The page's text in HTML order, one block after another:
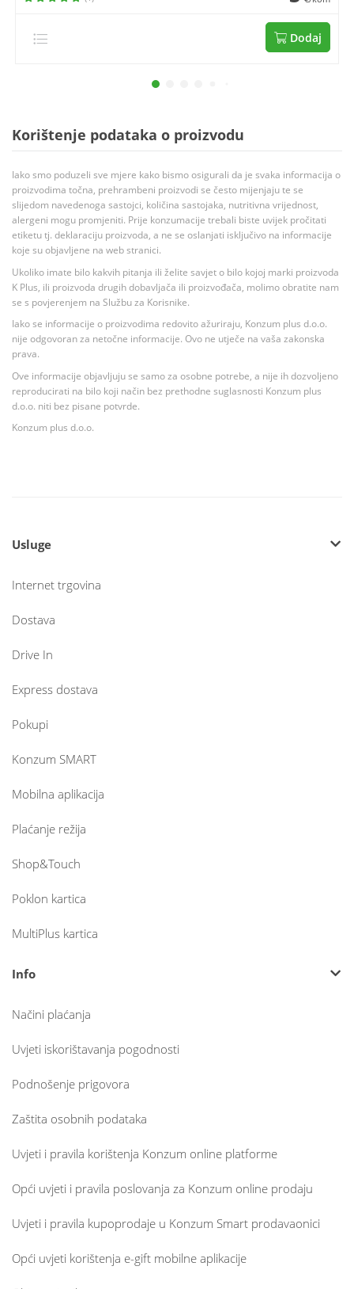
Dodaj
Korištenje podataka o proizvodu
Iako smo poduzeli sve mjere kako bismo osigurali da je svaka informacija o
proizvodima točna, prehrambeni proizvodi se često mijenjaju te se
slijedom navedenoga sastojci, količina sastojaka, nutritivna vrijednost,
alergeni mogu promjeniti. Prije konzumacije trebali biste uvijek pročitati
etiketu tj. deklaraciju proizvoda, a ne se oslanjati isključivo na informacije
koje su objavljene na web stranici.
Ukoliko imate bilo kakvih pitanja ili želite savjet o bilo kojoj marki proizvoda
K Plus, ili proizvoda drugih dobavljača ili proizvođača, molimo obratite nam
se s povjerenjem na Službu za Korisnike.
Iako se informacije o proizvodima redovito ažuriraju, Konzum plus d.o.o.
nije odgovoran za netočne informacije. Ovo ne utječe na vaša zakonska
prava.
Ove informacije objavljuju se samo za osobne potrebe, a nije ih dozvoljeno
reproducirati na bilo koji način bez prethodne suglasnosti Konzum plus
d.o.o. niti bez pisane potvrde.
Konzum plus d.o.o.
Usluge
Internet trgovina
Dostava
Drive In
Express dostava
Pokupi
Konzum SMART
Mobilna aplikacija
Plaćanje režija
Shop&Touch
Poklon kartica
MultiPlus kartica
Info
Načini plaćanja
Uvjeti iskorištavanja pogodnosti
Podnošenje prigovora
Zaštita osobnih podataka
Uvjeti i pravila korištenja Konzum online platforme
Opći uvjeti i pravila poslovanja za Konzum online prodaju
Uvjeti i pravila kupoprodaje u Konzum Smart prodavaonici
Opći uvjeti korištenja e-gift mobilne aplikacije